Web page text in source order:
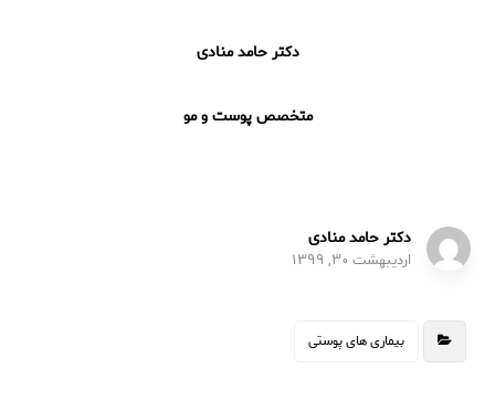
دکتر حامد منادی
متخصص پوست و مو
دکتر حامد منادی
اردیبهشت ۳۰, ۱۳۹۹
بیماری های پوستی